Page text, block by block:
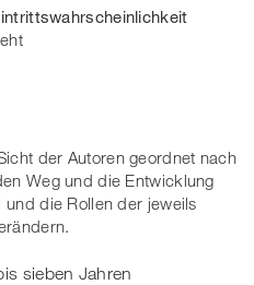
der Autoren geordnet nach
Weg und die Entwicklung
die Rollen der jeweils
sieben Jahren